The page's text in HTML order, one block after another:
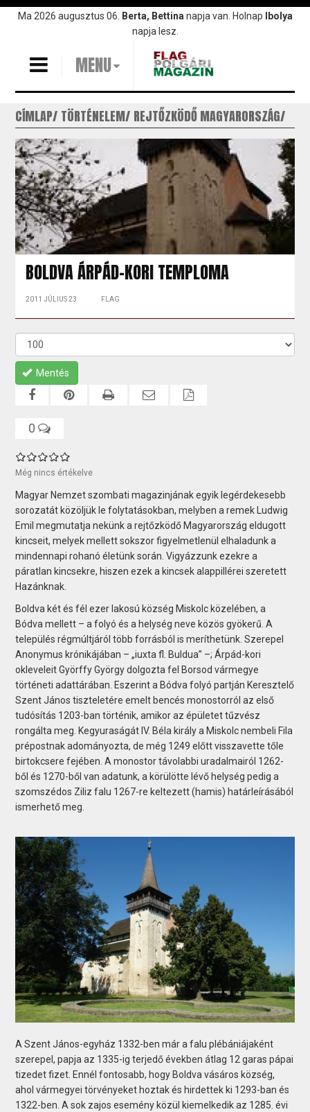
UgrásMa 2026 augusztus 06. Berta, Bettina napja van. Holnap
Ibolya
napja lesz.
MENU
CÍMLAP TÖRTÉNELEM REJTŐZKÖDŐ MAGYARORSZÁG
BOLDVA ÁRPÁD-KORI TEMPLOMA
2011 JÚLIUS 23. FLAG
Mentés
0
Még nincs értékelve
Magyar Nemzet szombati magazinjának egyik legérdekesebb
sorozatát közöljük le folytatásokban, melyben a remek Ludwig
Emil megmutatja nekünk a rejtőzködő Magyarország eldugott
kincseit, melyek mellett sokszor figyelmetlenül elhaladunk a
mindennapi rohanó életünk során. Vigyázzunk ezekre a
páratlan kincsekre, hiszen ezek a kincsek alappillérei szeretett
Hazánknak.
Boldva két és fél ezer lakosú község Miskolc közelében, a
Bódva mellett – a folyó és a helység neve közös gyökerű. A
település régmúltjáról több forrásból is meríthetünk. Szerepel
Anonymus krónikájában – „iuxta fl. Buldua” –; Árpád-kori
okleveleit Györffy György dolgozta fel Borsod vármegye
történeti adattárában. Eszerint a Bódva folyó partján Keresztelő
Szent János tiszteletére emelt bencés monostorról az első
tudósítás 1203-ban történik, amikor az épületet tűzvész
rongálta meg. Kegyuraságát IV. Béla király a Miskolc nembeli Fila
prépostnak adományozta, de még 1249 előtt visszavette tőle
birtokcsere fejében. A monostor távolabbi uradalmairól 1262-
ből és 1270-ből van adatunk, a körülötte lévő helység pedig a
szomszédos Ziliz falu 1267-re keltezett (hamis) határleírásából
ismerhető meg.
A Szent János-egyház 1332-ben már a falu plébániájaként
szerepel, papja az 1335-ig terjedő években átlag 12 garas pápai
tizedet fizet. Ennél fontosabb, hogy Boldva vásáros község,
ahol vármegyei törvényeket hoztak és hirdettek ki 1293-ban és
1322-ben. A sok zajos esemény közül kiemelkedik az 1285. évi